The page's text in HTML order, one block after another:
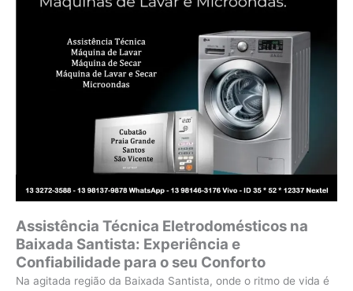
Assistência Técnica Eletrodomésticos na
Baixada Santista: Experiência e
Confiabilidade para o seu Conforto
Na agitada região da Baixada Santista, onde o ritmo de vida é